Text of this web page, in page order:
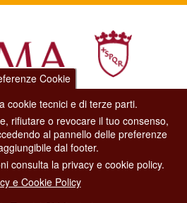
Eventi, Sport, Turismo e Moda.
CENTER TEL. 06 06 08
LA REDAZIONE
Cookie
cookie tecnici e di terze parti.
rifiutare o revocare il tuo consenso,
al pannello delle preferenze
dal footer.
consulta la privacy e cookie policy.
e Cookie Policy